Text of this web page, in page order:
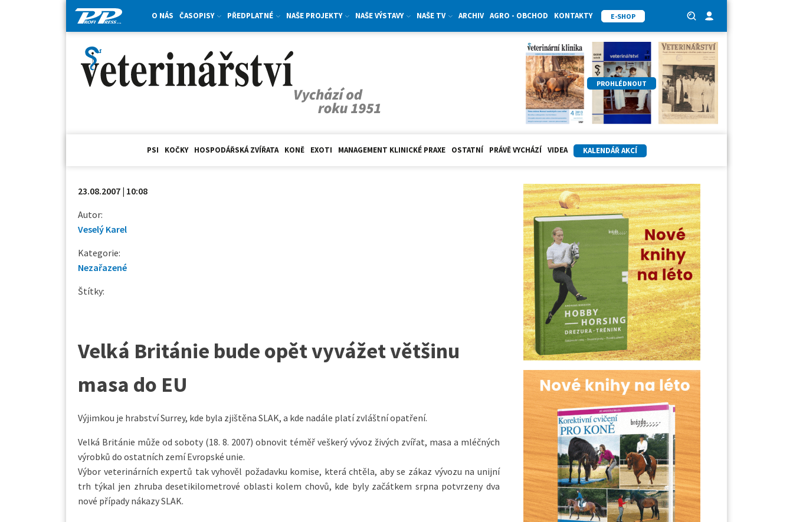
O NÁS ČASOPISY PŘEDPLATNÉ NAŠE PROJEKTY NAŠE VÝSTAVY NAŠE TV ARCHIV AGRO - OBCHOD KONTAKTY E-SHOP
PROHLÉDNOUT
PSI KOČKY HOSPODÁŘSKÁ ZVÍŘATA KONĚ EXOTI MANAGEMENT KLINICKÉ PRAXE OSTATNÍ PRÁVĚ VYCHÁZÍ VIDEA KALENDÁŘ AKCÍ
23.08.2007 | 10:08
Autor:
Veselý Karel
Kategorie:
Nezařazené
Štítky:
Velká Británie bude opět vyvážet většinu
masa do EU
Výjimkou je hrabství Surrey, kde byla zjištěna SLAK, a kde nadále platí zvláštní opatření.
Velká Británie může od soboty (18. 8. 2007) obnovit téměř veškerý vývoz živých zvířat, masa a mléčných
výrobků do ostatních zemí Evropské unie.
Výbor veterinárních expertů tak vyhověl požadavku komise, která chtěla, aby se zákaz vývozu na unijní
trh týkal jen zhruba desetikilometrové oblasti kolem chovů, kde byly začátkem srpna potvrzeny dva
nové případy nákazy SLAK.